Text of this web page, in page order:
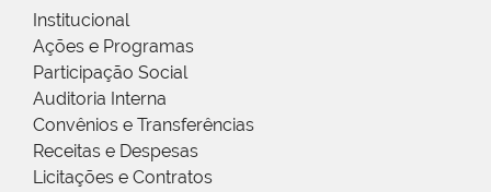
Institucional
Ações e Programas
Participação Social
Auditoria Interna
Convênios e Transferências
Receitas e Despesas
Licitações e Contratos